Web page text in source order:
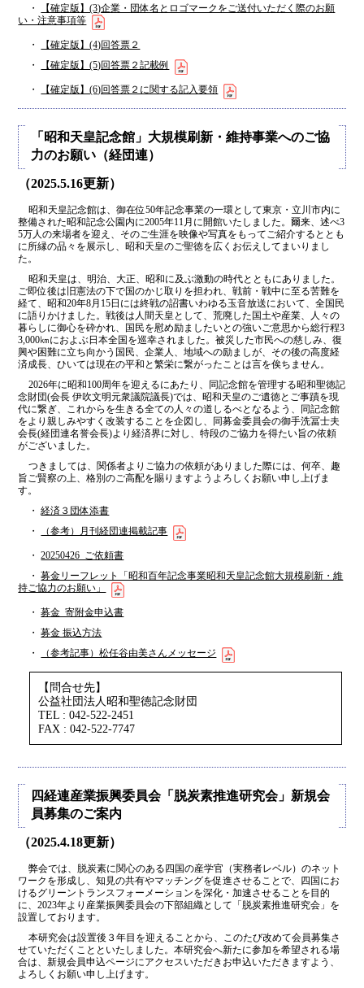
・
【確定版】(3)企業・団体名とロゴマークをご送付いただく際のお願
い・注意事項等
・
【確定版】(4)回答票２
・
【確定版】(5)回答票２記載例
・ 【確定版】(6)回答票２に関する記入要領
「昭和天皇記念館」大規模刷新・維持事業へのご協
力のお願い（経団連）
（2025.5.16更新）
昭和天皇記念館は、御在位50年記念事業の一環として東京・立川市内に
整備された昭和記念公園内に2005年11月に開館いたしました。爾来、述べ3
5万人の来場者を迎え、そのご生涯を映像や写真をもってご紹介するととも
に所縁の品々を展示し、昭和天皇のご聖徳を広くお伝えしてまいりまし
た。
昭和天皇は、明治、大正、昭和に及ぶ激動の時代とともにありました。
ご即位後は旧憲法の下で国のかじ取りを担われ、戦前・戦中に至る苦難を
経て、昭和20年8月15日には終戦の詔書いわゆる玉音放送において、全国民
に語りかけました。戦後は人間天皇として、荒廃した国土や産業、人々の
暮らしに御心を砕かれ、国民を慰め励ましたいとの強いご意思から総行程3
3,000㎞におよぶ日本全国を巡幸されました。被災した市民への慈しみ、復
興や困難に立ち向かう国民、企業人、地域への励ましが、その後の高度経
済成長、ひいては現在の平和と繁栄に繋がったことは言を俟ちません。
2026年に昭和100周年を迎えるにあたり、同記念館を管理する昭和聖徳記
念財団(会長 伊吹文明元衆議院議長)では、昭和天皇のご遺徳とご事蹟を現
代に繋ぎ、これからを生きる全ての人々の道しるべとなるよう、同記念館
をより親しみやすく改装することを企図し、同募金委員会の御手洗冨士夫
会長(経団連名誉会長)より経済界に対し、特段のご協力を得たい旨の依頼
がございました。
つきましては、関係者よりご協力の依頼がありました際には、何卒、趣
旨ご賢察の上、格別のご高配を賜りますようよろしくお願い申し上げま
す。
・経済３団体添書
・
（参考）月刊経団連掲載記事
・20250426_ご依頼書
・募金リーフレット「昭和百年記念事業昭和天皇記念館大規模刷新・維
持ご協力のお願い」
・募金_寄附金申込書
・募金 振込方法
・
（参考記事）松任谷由美さんメッセージ
【問合せ先】
公益社団法人昭和聖徳記念財団
TEL : 042-522-2451
FAX : 042-522-7747
四経連産業振興委員会「脱炭素推進研究会」新規会
員募集のご案内
（2025.4.18更新）
弊会では、脱炭素に関心のある四国の産学官（実務者レベル）のネット
ワークを形成し、知見の共有やマッチングを促進させることで、四国にお
けるグリーントランスフォーメーションを深化・加速させることを目的
に、2023年より産業振興委員会の下部組織として「脱炭素推進研究会」を
設置しております。
本研究会は設置後３年目を迎えることから、このたび改めて会員募集さ
せていただくことといたしました。本研究会へ新たに参加を希望される場
合は、新規会員申込ページにアクセスいただきお申込いただきますよう、
よろしくお願い申し上げます。